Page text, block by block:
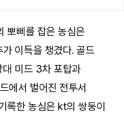
뽀삐를 잡은 농심은
이득을 챙겼다. 골드
미드 3차 포탑과
에서 벌어진 전투서
록한 농심은 kt의 쌍둥이